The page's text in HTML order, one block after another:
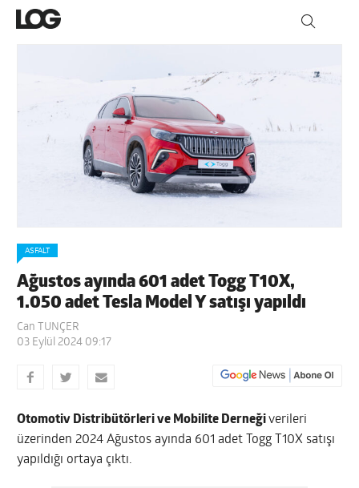
ASFALT
Ağustos ayında 601 adet Togg T10X,
1.050 adet Tesla Model Y satışı yapıldı
Can TUNÇER
03 Eylül 2024 09:17
Otomotiv Distribütörleri ve Mobilite Derneğiverileri
üzerinden 2024 Ağustos ayında 601 adet Togg T10X satışı
yapıldığı ortaya çıktı.